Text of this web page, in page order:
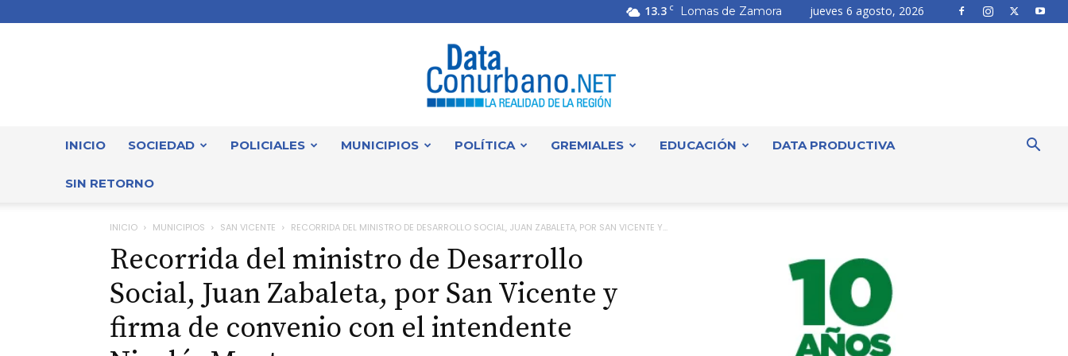
13.3 C Lomas de Zamora jueves 6 agosto, 2026
INICIO SOCIEDAD POLICIALES MUNICIPIOS POLÍTICA GREMIALES EDUCACIÓN DATA PRODUCTIVA
SIN RETORNO
INICIO MUNICIPIOS SAN VICENTE RECORRIDA DEL MINISTRO DE DESARROLLO SOCIAL, JUAN ZABALETA, POR SAN VICENTE Y...
Recorrida del ministro de Desarrollo
Social, Juan Zabaleta, por San Vicente y
firma de convenio con el intendente